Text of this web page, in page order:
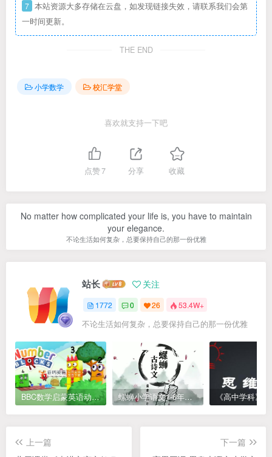
7 本站资源大多存储在云盘，如发现链接失效，请联系我们会第
一时间更新。
THE END
小学数学 校汇学堂
喜欢就支持一下吧
点赞7 分享 收藏
No matter how complicated your life is, you have to maintain
your elegance.
不论生活如何复杂，总要保持自己的那一份优雅
站长 关注
1772 0 26 53.4W+
不论生活如何复杂，总要保持自己的那一份优雅
BBC数学启蒙英语动画Numberblocks数字积木，全七季共161集，1080P高清视频带英文字幕 螺蛳小学语文1-6年级《小学古诗文》课程视频
上一篇
下一篇